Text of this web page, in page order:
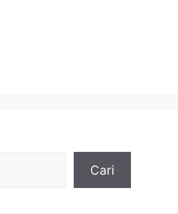
Cari